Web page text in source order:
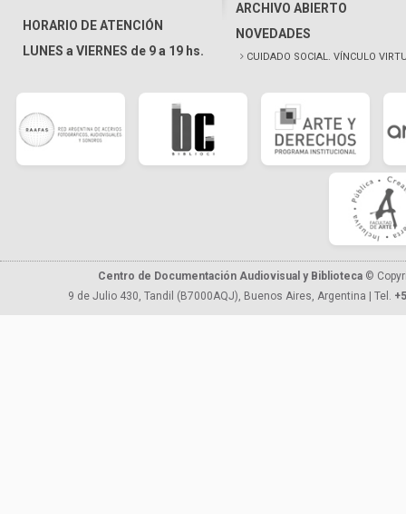
HORARIO DE ATENCIÓN
LUNES a VIERNES de 9 a 19 hs.
ARCHIVO ABIERTO
NOVEDADES
CUIDADO SOCIAL. VÍNCULO
Centro de Documentación Audiovisual y Biblioteca ©
9 de Julio 430, Tandil (B7000AQJ), Buenos Aires, Argentina | Tel.